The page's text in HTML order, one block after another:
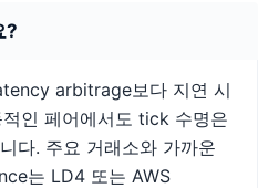
?
arbitrage보다 지연 시
인 페어에서도 tick 수명은
다. 주요 거래소와 가까운
는 LD4 또는 AWS